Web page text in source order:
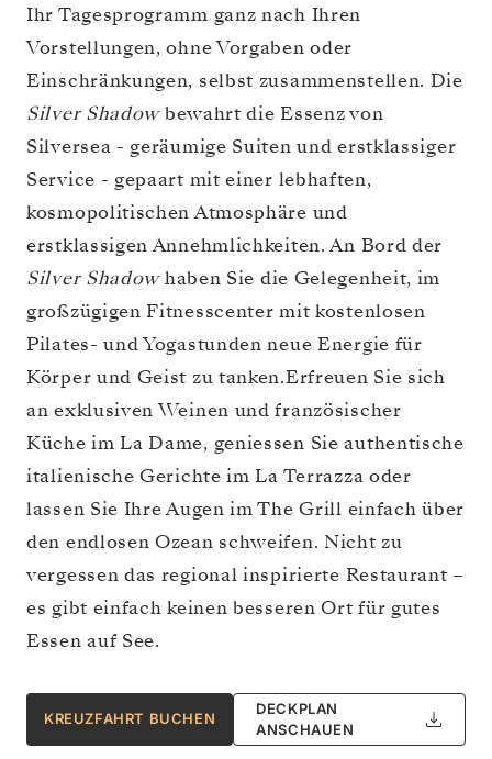
Ihr Tagesprogramm ganz nach Ihren
Vorstellungen, ohne Vorgaben oder
Einschränkungen, selbst zusammenstellen. Die
Silver Shadowbewahrt die Essenz von
Silversea - geräumige Suiten und erstklassiger
Service - gepaart mit einer lebhaften,
kosmopolitischen Atmosphäre und
erstklassigen Annehmlichkeiten. An Bord der
Silver Shadowhaben Sie die Gelegenheit, im
großzügigen Fitnesscenter mit kostenlosen
Pilates- und Yogastunden neue Energie für
Körper und Geist zu tanken.Erfreuen Sie sich
an exklusiven Weinen und französischer
Küche im La Dame, geniessen Sie authentische
italienische Gerichte im La Terrazza oder
lassen Sie Ihre Augen im The Grill einfach über
den endlosen Ozean schweifen. Nicht zu
vergessen das regional inspirierte Restaurant –
es gibt einfach keinen besseren Ort für gutes
Essen auf See.
KREUZFAHRT BUCHEN
DECKPLAN
ANSCHAUEN